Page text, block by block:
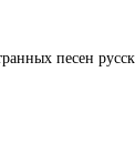
песен